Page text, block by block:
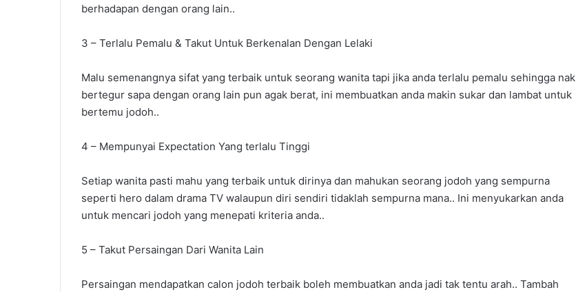
berhadapan dengan orang lain..
3 – Terlalu Pemalu & Takut Untuk Berkenalan Dengan Lelaki
Malu semenangnya sifat yang terbaik untuk seorang wanita tapi jika anda terlalu pemalu sehingga nak
bertegur sapa dengan orang lain pun agak berat, ini membuatkan anda makin sukar dan lambat untuk
bertemu jodoh..
4 – Mempunyai Expectation Yang terlalu Tinggi
Setiap wanita pasti mahu yang terbaik untuk dirinya dan mahukan seorang jodoh yang sempurna
seperti hero dalam drama TV walaupun diri sendiri tidaklah sempurna mana.. Ini menyukarkan anda
untuk mencari jodoh yang menepati kriteria anda..
5 – Takut Persaingan Dari Wanita Lain
Persaingan mendapatkan calon jodoh terbaik boleh membuatkan anda jadi tak tentu arah.. Tambah